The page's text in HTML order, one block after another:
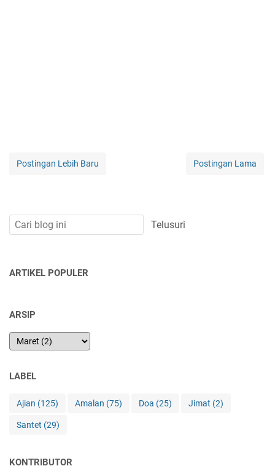
Postingan Lebih Baru Postingan Lama
ARTIKEL POPULER
ARSIP
LABEL
Ajian (125) Amalan (75) Doa (25) Jimat (2)
Santet (29)
KONTRIBUTOR